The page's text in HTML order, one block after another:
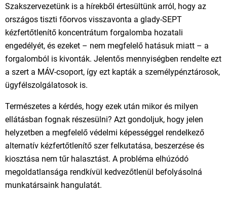
Szakszervezetünk is a hírekből értesültünk arról, hogy az
országos tiszti főorvos visszavonta a glady-SEPT
kézfertőtlenítő koncentrátum forgalomba hozatali
engedélyét, és ezeket – nem megfelelő hatásuk miatt – a
forgalomból is kivonták. Jelentős mennyiségben rendelte ezt
a szert a MÁV-csoport, így ezt kapták a személypénztárosok,
ügyfélszolgálatosok is.
Természetes a kérdés, hogy ezek után mikor és milyen
ellátásban fognak részesülni? Azt gondoljuk, hogy jelen
helyzetben a megfelelő védelmi képességgel rendelkező
alternatív kézfertőtlenítő szer felkutatása, beszerzése és
kiosztása nem tűr halasztást. A probléma elhúzódó
megoldatlansága rendkívül kedvezőtlenül befolyásolná
munkatársaink hangulatát.